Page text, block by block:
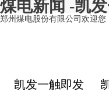
煤电新闻 -凯
郑州煤电股份有限公司欢迎您
凯发一触即发